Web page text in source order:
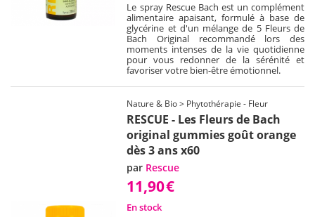
Le spray Rescue Bach est un complément
alimentaire apaisant, formulé à base de
glycérine et d'un mélange de 5 Fleurs de
Bach Original recommandé lors des
moments intenses de la vie quotidienne
pour vous redonner de la sérénité et
favoriser votre bien-être émotionnel.
Nature & Bio > Phytothérapie - Fleur
RESCUE - Les Fleurs de Bach
original gummies goût orange
dès 3 ans x60
par Rescue
11,90€
En stock